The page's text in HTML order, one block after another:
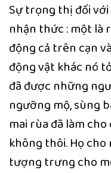
Sự trọng thị đối
nhận thức : một là
động cả trên cạn
động vật khác nó
đã được những
ngưỡng mộ, sùng
mai rùa đã làm
không thôi. Họ
tượng trưng cho